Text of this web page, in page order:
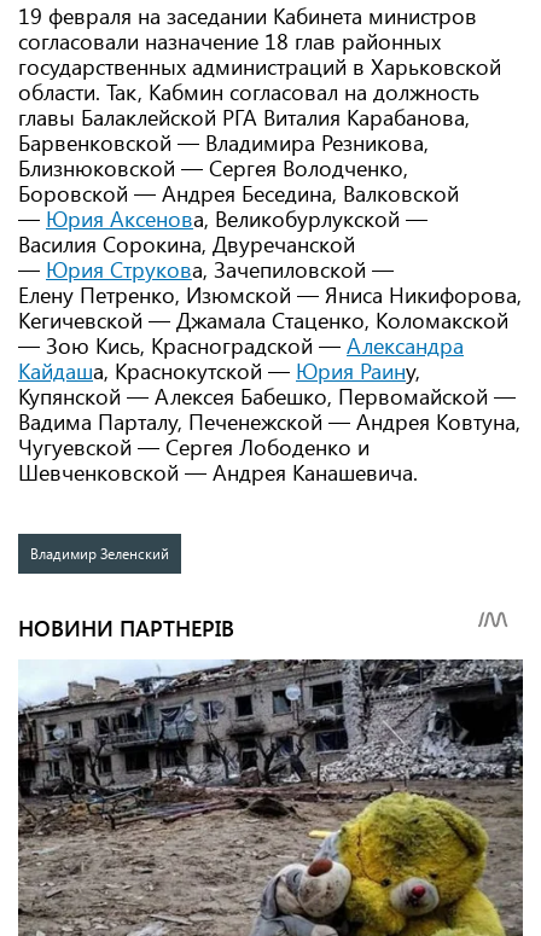
19 февраля на заседании Кабинета министров
согласовали назначение 18 глав районных
государственных администраций в Харьковской
области. Так, Кабмин согласовал на должность
главы Балаклейской РГА Виталия Карабанова,
Барвенковской — Владимира Резникова,
Близнюковской — Сергея Володченко,
Боровской — Андрея Беседина, Валковской
— Юрия Аксенова, Великобурлукской —
Василия Сорокина, Двуречанской
— Юрия Струкова, Зачепиловской —
Елену Петренко, Изюмской — Яниса Никифорова,
Кегичевской — Джамала Стаценко, Коломакской
— Зою Кись, Красноградской — Александра
Кайдаша, Краснокутской — Юрия Раину,
Купянской — Алексея Бабешко, Первомайской —
Вадима Парталу, Печенежской — Андрея Ковтуна,
Чугуевской — Сергея Лободенко и
Шевченковской — Андрея Канашевича.
Владимир Зеленский